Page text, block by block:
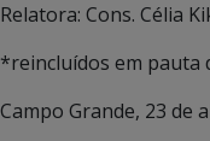
Relatora: Cons. Célia
*reincluídos em pauta
Campo Grande, 23 de